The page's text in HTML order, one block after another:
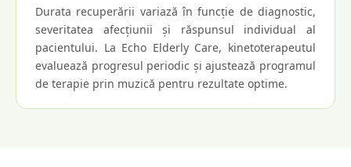
Durata recuperării variază în funcție de diagnostic,
severitatea afecțiunii și răspunsul individual al
pacientului. La Echo Elderly Care, kinetoterapeutul
evaluează progresul periodic și ajustează programul
de terapie prin muzică pentru rezultate optime.